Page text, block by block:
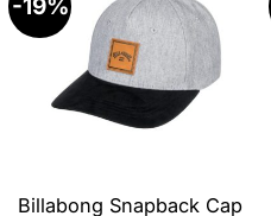
Billabong Snapback Cap